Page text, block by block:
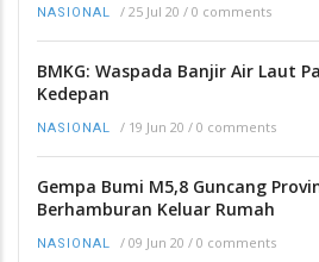
NASIONAL / 25 Jul 20 / 0 comments
BMKG: Waspada Banjir Air Laut
Kedepan
NASIONAL / 19 Jun 20 / 0 comments
Gempa Bumi M5,8 Guncang
Berhamburan Keluar Rumah
NASIONAL / 09 Jun 20 / 0 comments